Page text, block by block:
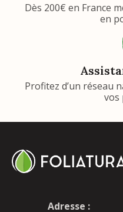
Dès 200€ en France
en
Profitez d’un réseau
vos
Adresse :